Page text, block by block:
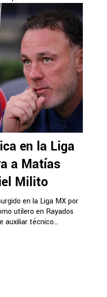
en la Liga
a Matías
Milito
en la Liga MX por
utilero en Rayados
auxiliar técnico...